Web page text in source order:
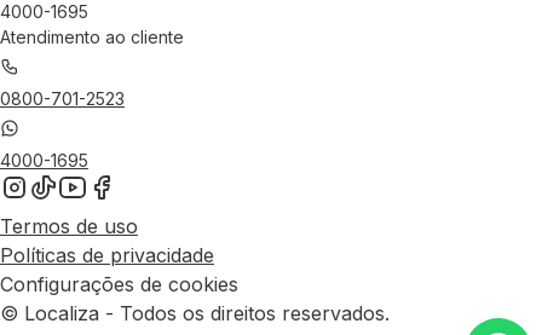
4000-1695
Atendimento ao cliente
0800-701-2523
4000-1695
Termos de uso
Políticas de privacidade
Configurações de cookies
© Localiza - Todos os direitos reservados.